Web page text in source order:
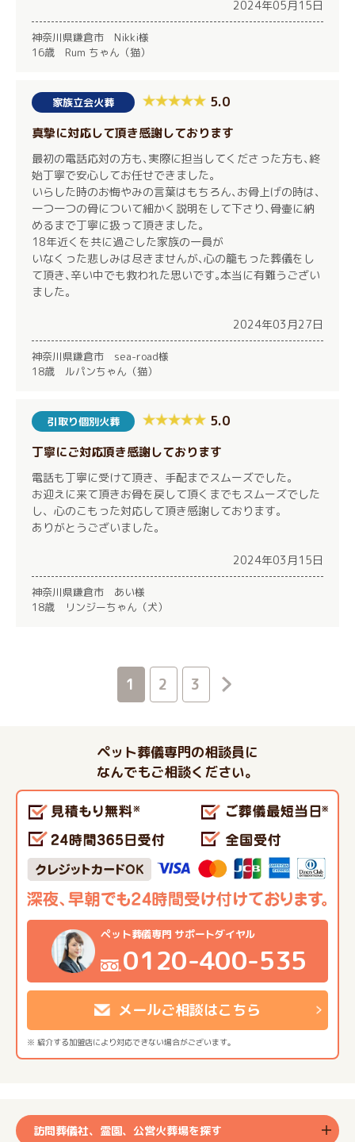
2024年05月15日
神奈川県鎌倉市 Nikki様
16歳 Rum ちゃん（猫）
家族立会火葬 5.0
真摯に対応して頂き感謝しております
最初の電話応対の方も､実際に担当してくださった方も､終
始丁寧で安心してお任せできました｡
いらした時のお悔やみの言葉はもちろん､お骨上げの時は､
一つ一つの骨について細かく説明をして下さり､骨壷に納
めるまで丁寧に扱って頂きました｡
18年近くを共に過ごした家族の一員が
いなくった悲しみは尽きませんが､心の籠もった葬儀をし
て頂き､辛い中でも救われた思いです｡本当に有難うござい
ました｡
2024年03月27日
神奈川県鎌倉市 sea-road様
18歳 ルパンちゃん（猫）
引取り個別火葬 5.0
丁寧にご対応頂き感謝しております
電話も丁寧に受けて頂き、手配までスムーズでした。
お迎えに来て頂きお骨を戻して頂くまでもスムーズでした
し、心のこもった対応して頂き感謝しております。
ありがとうございました。
2024年03月15日
神奈川県鎌倉市 あい様
18歳 リンジーちゃん（犬）
1 2 3
ペット葬儀専門の相談員に
なんでもご相談ください。
※ 紹介する加盟店により対応できない場合がございます。
メールご相談はこちら
ペット葬儀専門 サポートダイヤル
0120-400-535
訪問葬儀社、霊園、公営火葬場を探す